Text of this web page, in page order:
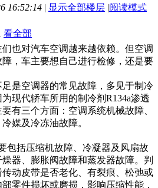
16:52:14 | 显示全部楼层 |阅读模式
看全部
也对汽车空调越来越依赖。但空调
，车主要想自己进行检修，还是要
是空调器的常见故障，多见于制冷
现代轿车所用的制冷剂R134a渗透
有三个方面：空调系统机械故障、
媒及冷冻油故障。
括压缩机故障、冷凝器及风扇故
器、膨胀阀故障和蒸发器故障。判
动皮带是否老化、有裂痕、松弛或
零件损坏或磨损，影响压缩性能，